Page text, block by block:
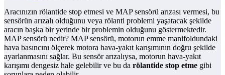
Aracınızın rölantide stop etmesi ve MAP sensörü arızası vermesi, bu
sensörün arızalı olduğunu veya rölanti problemi yaşatacak şekilde
aracın başka bir yerinde bir problemin olduğunu göstermektedir.
MAP sensörü nedir? MAP sensörü, motorun emme manifoldundaki
hava basıncını ölçerek motora hava-yakıt karışımının doğru şekilde
ayarlanmasını sağlar. Bu sensör arızalıysa, motorun hava-yakıt
karışımı dengesiz hale gelebilir ve bu da rölantide stop etme gibi